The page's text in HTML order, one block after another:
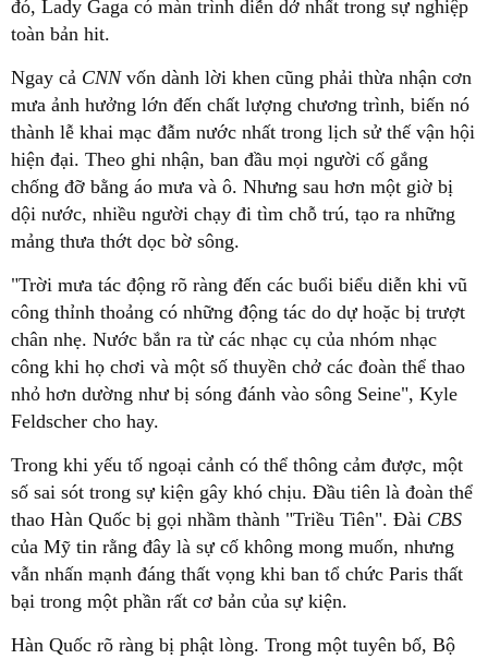
đó, Lady Gaga có màn trình diễn dở nhất trong sự nghiệp
toàn bản hit.
Ngay cả CNN vốn dành lời khen cũng phải thừa nhận cơn
mưa ảnh hưởng lớn đến chất lượng chương trình, biến nó
thành lễ khai mạc đẫm nước nhất trong lịch sử thế vận hội
hiện đại. Theo ghi nhận, ban đầu mọi người cố gắng
chống đỡ bằng áo mưa và ô. Nhưng sau hơn một giờ bị
dội nước, nhiều người chạy đi tìm chỗ trú, tạo ra những
mảng thưa thớt dọc bờ sông.
"Trời mưa tác động rõ ràng đến các buổi biểu diễn khi vũ
công thỉnh thoảng có những động tác do dự hoặc bị trượt
chân nhẹ. Nước bắn ra từ các nhạc cụ của nhóm nhạc
công khi họ chơi và một số thuyền chở các đoàn thể thao
nhỏ hơn dường như bị sóng đánh vào sông Seine", Kyle
Feldscher cho hay.
Trong khi yếu tố ngoại cảnh có thể thông cảm được, một
số sai sót trong sự kiện gây khó chịu. Đầu tiên là đoàn thể
thao Hàn Quốc bị gọi nhầm thành "Triều Tiên". Đài CBS
của Mỹ tin rằng đây là sự cố không mong muốn, nhưng
vẫn nhấn mạnh đáng thất vọng khi ban tổ chức Paris thất
bại trong một phần rất cơ bản của sự kiện.
Hàn Quốc rõ ràng bị phật lòng. Trong một tuyên bố, Bộ